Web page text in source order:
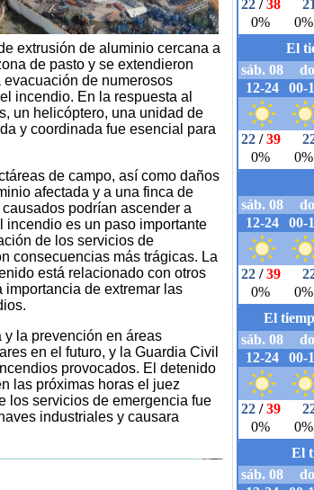
extrusión de aluminio cercana a
de pasto y se extendieron
de numerosos
incendio. En la respuesta al
un helicóptero, una unidad de
y coordinada fue esencial para
de campo, así como daños
afectada y a una finca de
podrían ascender a
incendio es un paso importante
de los servicios de
consecuencias más trágicas. La
está relacionado con otros
de extremar las
la prevención en áreas
en el futuro, y la Guardia Civil
provocados. El detenido
las próximas horas el juez
los servicios de emergencia fue
industriales y causara